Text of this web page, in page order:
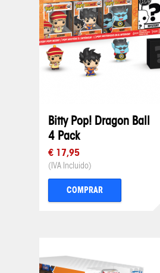
Bitty Pop! Dragon Ball
4 Pack
€ 17,95
(IVA Incluido)
COMPRAR